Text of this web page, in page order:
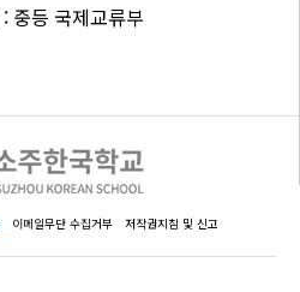
: 중등 국제교류부
이메일무단 수집거부 저작권지침 및 신고